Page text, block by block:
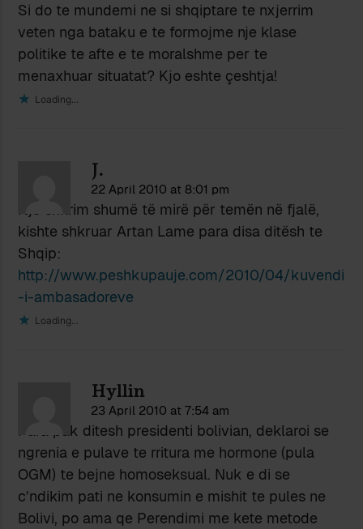
Si do te mundemi ne si shqiptare te nxjerrim
veten nga bataku e te formojme nje klase
politike te afte e te moralshme per te
menaxhuar situatat? Kjo eshte çeshtja!
Loading...
J.
22 April 2010 at 8:01 pm
Një shkrim shumë të mirë për temën në fjalë,
kishte shkruar Artan Lame para disa ditësh te
Shqip:
http://www.peshkupauje.com/2010/04/kuvendi
-i-ambasadoreve
Loading...
Hyllin
23 April 2010 at 7:54 am
Para pak ditesh presidenti bolivian, deklaroi se
ngrenia e pulave te rritura me hormone (pula
OGM) te bejne homoseksual. Nuk e di se
c’ndikim pati ne konsumin e mishit te pules ne
Bolivi, po ama qe Perendimi me kete metode